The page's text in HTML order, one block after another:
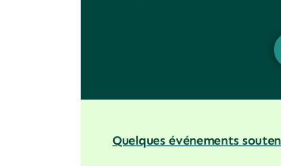
Quelques événements